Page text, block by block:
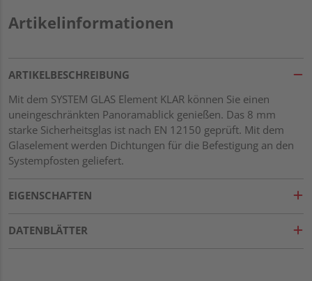
Artikelinformationen
ARTIKELBESCHREIBUNG
Mit dem SYSTEM GLAS Element KLAR können Sie einen
uneingeschränkten Panoramablick genießen. Das 8 mm
starke Sicherheitsglas ist nach EN 12150 geprüft. Mit dem
Glaselement werden Dichtungen für die Befestigung an den
Systempfosten geliefert.
EIGENSCHAFTEN
DATENBLÄTTER